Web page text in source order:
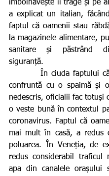
îmbolnăvește îi trage și pe
a explicat un italian,
faptul că oamenii stau
la magazinele alimentare,
sanitare și păstrând
siguranță.
confruntă cu o spaimă și
nedescris, oficialii fac totuși
o veste bună în contextul
coronavirus. Faptul că
mai mult în casă, a redus
poluarea. În Veneția, de
redus considerabil traficul
apa din canalele orașului